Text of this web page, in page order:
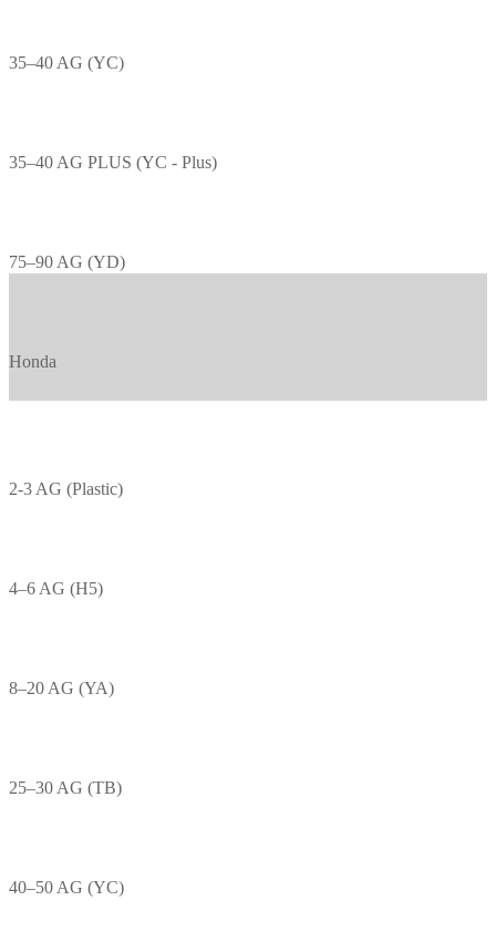
35–40 AG (YC)
35–40 AG PLUS (YC - Plus)
75–90 AG (YD)
Honda
2-3 AG (Plastic)
4–6 AG (H5)
8–20 AG (YA)
25–30 AG (TB)
40–50 AG (YC)